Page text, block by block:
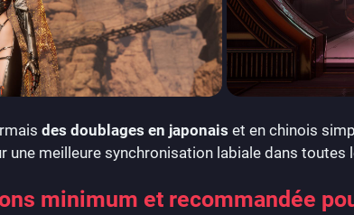
des doublages en japonais et en chinois
une meilleure synchronisation labiale dans toutes
minimum et recommandée